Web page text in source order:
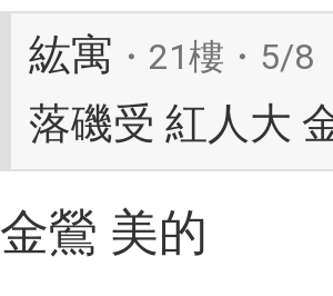
紘寓 ・21樓・5/8
落磯受 紅人大
金鶯 美的